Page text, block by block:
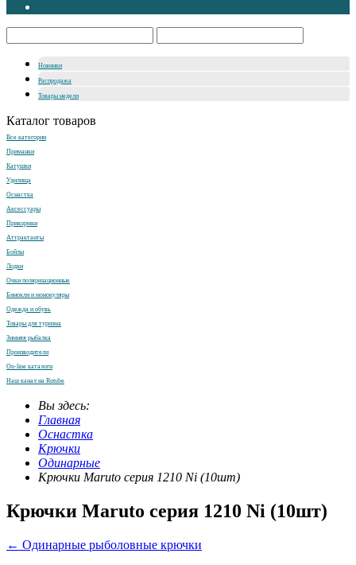
Новинки
Распродажа
Товары недели
Каталог товаров
Все категории
Приманки
Катушки
Удилища
Оснастка
Аксессуары
Прикормки
Аттрактанты
Бойлы
Лодки
Очки поляризационные
Бинокли и монокуляры
Одежда и обувь
Товары для туризма
Зимняя рыбалка
Производители
On-line каталоги
Наш канал на Rutube
Вы здесь:
Главная
Оснастка
Крючки
Одинарные
Крючки Maruto серия 1210 Ni (10шт)
Крючки Maruto серия 1210 Ni (10шт)
← Одинарные рыболовные крючки